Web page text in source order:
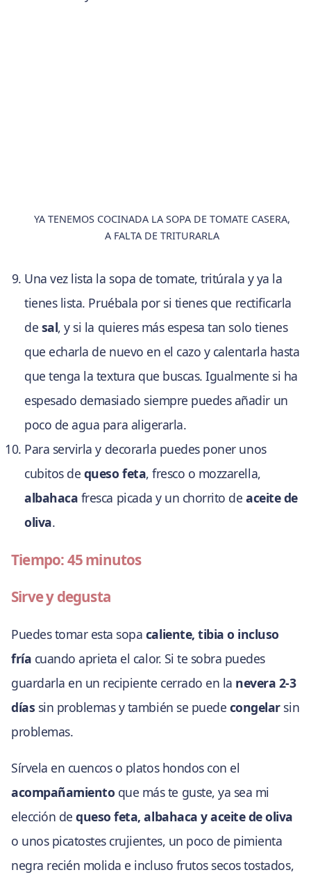
YA TENEMOS COCINADA LA SOPA DE TOMATE CASERA,
A FALTA DE TRITURARLA
Una vez lista la sopa de tomate, tritúrala y ya la
tienes lista. Pruébala por si tienes que rectificarla
de sal, y si la quieres más espesa tan solo tienes
que echarla de nuevo en el cazo y calentarla hasta
que tenga la textura que buscas. Igualmente si ha
espesado demasiado siempre puedes añadir un
poco de agua para aligerarla.
Para servirla y decorarla puedes poner unos
cubitos de queso feta, fresco o mozzarella,
albahaca fresca picada y un chorrito de aceite de
oliva.
Tiempo: 45 minutos
Sirve y degusta
Puedes tomar esta sopa caliente, tibia o incluso
fría cuando aprieta el calor. Si te sobra puedes
guardarla en un recipiente cerrado en la nevera 2-3
días sin problemas y también se puede congelarsin
problemas.
Sírvela en cuencos o platos hondos con el
acompañamiento que más te guste, ya sea mi
elección dequeso feta, albahaca y aceite de oliva
o unos picatostes crujientes, un poco de pimienta
negra recién molida e incluso frutos secos tostados,